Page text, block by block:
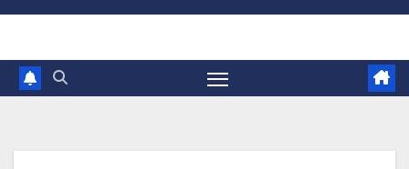
Skip
content